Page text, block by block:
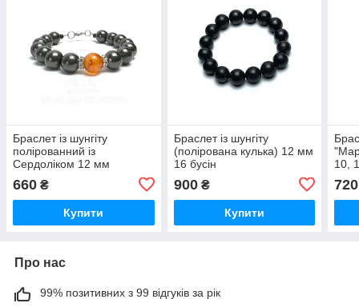
Браслет із шунгіту
полірованний із
Сердоліком 12 мм
660 ₴
Купити
Браслет із шунгіту
(полірована кулька) 12 мм
16 бусін
900₴
Купити
10,
720
Про нас
99% позитивних з 99 відгуків за рік